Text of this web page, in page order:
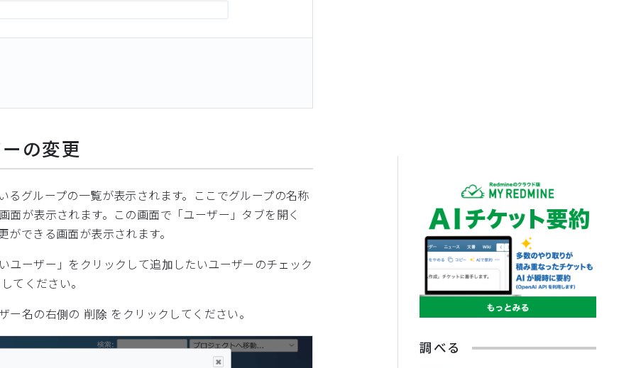
の変更
グループの一覧が表示されます。ここでグループの名称
面が表示されます。この画面で「ユーザー」タブを開く
できる画面が表示されます。
ユーザー」をクリックして追加したいユーザーのチェック
てください。
名の右側の 削除 をクリックしてください。
調べる